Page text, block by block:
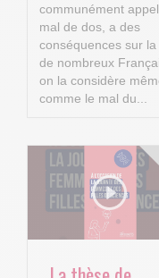
communément
mal de dos, a des
conséquences sur la
de nombreux
on la considère
comme le mal du...